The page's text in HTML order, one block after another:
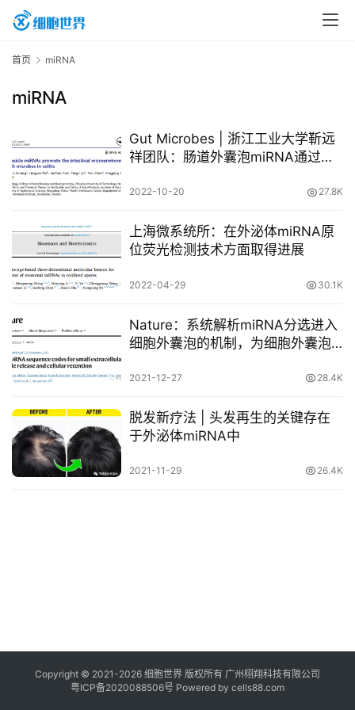
首
行
业
资
讯
再
生
学
临
转
化
我
首页 miRNA
miRNA
Gut Microbes | 浙江工业大学靳远
祥团队：肠道外囊泡miRNA通过与
2022-10-20 27.8K
上海微系统所：在外泌体miRNA原
位荧光检测技术方面取得进展
2022-04-29 30.1K
Nature：系统解析miRNA分选进入
细胞外囊泡的机制，为细胞外囊泡
象空间
2021-12-27 28.4K
脱发新疗法 | 头发再生的关键存在
于外泌体miRNA中
2021-11-29 26.4K
Copyright © 2021-2026 细胞世界 版权所有 广州栩翔科技有限公司
粤ICP备2020088506号 Powered by cells88.com